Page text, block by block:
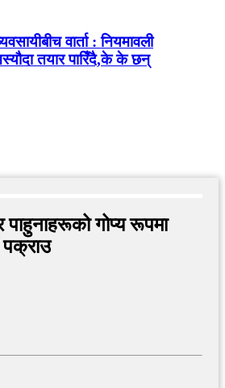
वार्ता : नियमावली
तयार पारिँदै,के के छन्
गोप्य रूपमा
पक्राउ